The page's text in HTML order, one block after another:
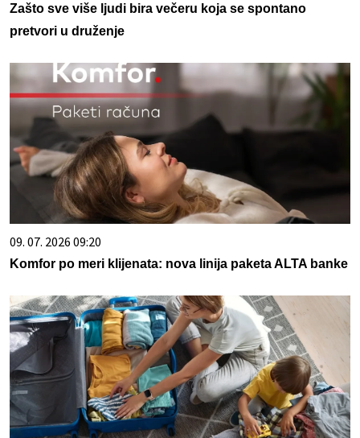
Zašto sve više ljudi bira večeru koja se spontano
pretvori u druženje
09. 07. 2026 09:20
Komfor po meri klijenata: nova linija paketa ALTA banke